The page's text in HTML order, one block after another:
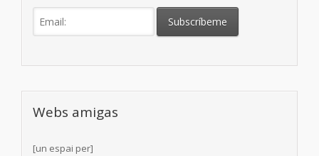
Webs amigas
[un espai per]